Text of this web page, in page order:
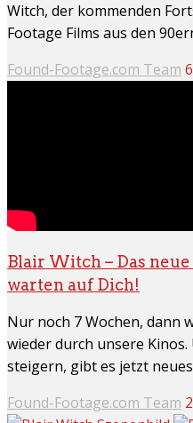
Witch, der kommenden
Footage Films aus den
Found-Footage.com Team
Blair Witch – Das
warten auf Dich!
Nur noch 7 Wochen, dann
wieder durch unsere
steigern, gibt es jetzt
Found-Footage.com Team